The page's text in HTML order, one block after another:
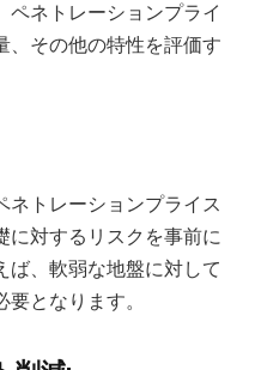
ペネトレーションプライ
、その他の特性を評価す
ネトレーションプライス
に対するリスクを事前に
ば、軟弱な地盤に対して
となります。